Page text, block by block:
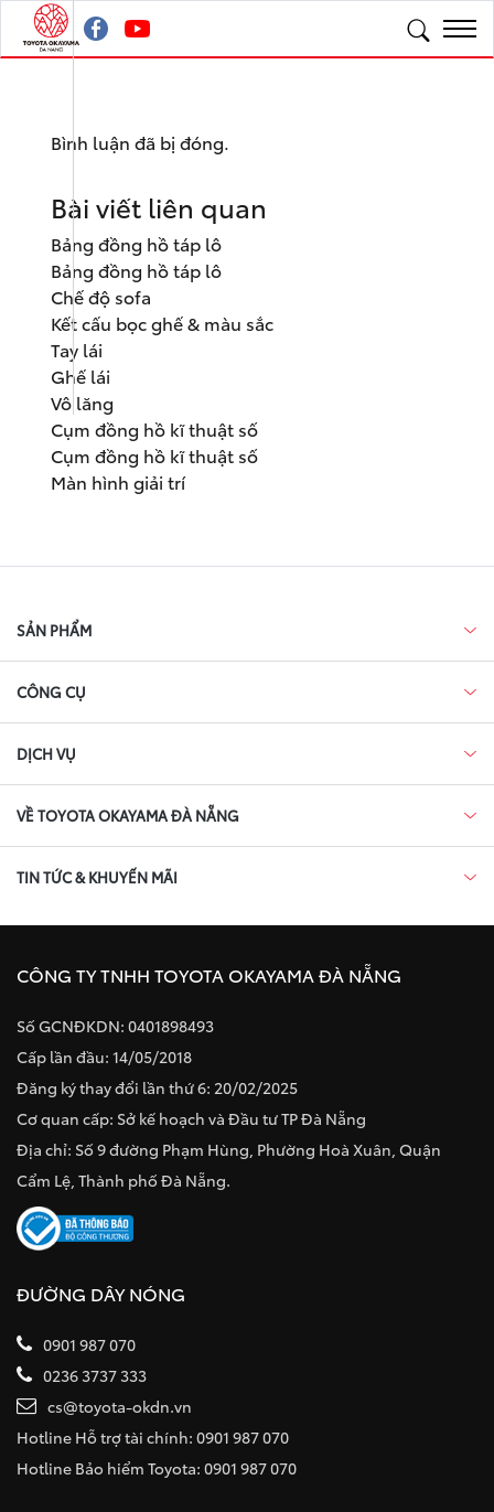
Bình luận đã bị đóng.
Bài viết liên quan
Bảng đồng hồ táp lô
Bảng đồng hồ táp lô
Chế độ sofa
Kết cấu bọc ghế & màu sắc
Tay lái
Ghế lái
Vô lăng
Cụm đồng hồ kĩ thuật số
Cụm đồng hồ kĩ thuật số
Màn hình giải trí
SẢN PHẨM
CÔNG CỤ
DỊCH VỤ
VỀ TOYOTA OKAYAMA ĐÀ NẴNG
TIN TỨC & KHUYẾN MÃI
CÔNG TY TNHH TOYOTA OKAYAMA ĐÀ NẴNG
Số GCNĐKDN: 0401898493
Cấp lần đầu: 14/05/2018
Đăng ký thay đổi lần thứ 6: 20/02/2025
Cơ quan cấp: Sở kế hoạch và Đầu tư TP Đà Nẵng
Địa chỉ: Số 9 đường Phạm Hùng, Phường Hoà Xuân, Quận
Cẩm Lệ, Thành phố Đà Nẵng.
ĐƯỜNG DÂY NÓNG
0901 987 070
0236 3737 333
cs@toyota-okdn.vn
Hotline Hỗ trợ tài chính: 0901 987 070
Hotline Bảo hiểm Toyota: 0901 987 070